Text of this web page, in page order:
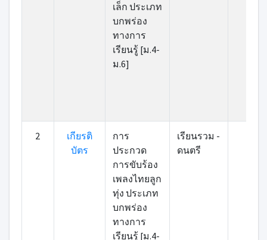
เล็ก ประเภท
บกพร่อง
ทางการ
เรียนรู้ [ม.4-
ม.6]
2
เกียรติ
บัตร
การ
ประกวด
การขับร้อง
เพลงไทยลูก
ทุ่ง ประเภท
บกพร่อง
ทางการ
เรียนรู้ [ม.4-
เรียนรวม -
ดนตรี